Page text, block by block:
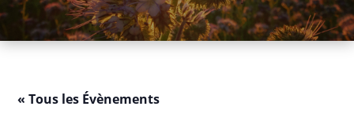
« Tous les Évènements